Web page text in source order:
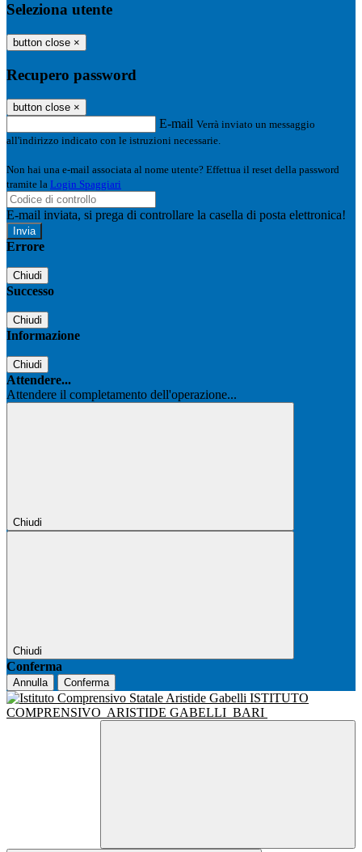
Seleziona utente
button close ×
Recupero password
button close ×
E-mail Verrà inviato un messaggio
all'indirizzo indicato con le istruzioni necessarie.
Non hai una e-mail associata al nome utente? Effettua il reset della password
tramite la Login Spaggiari
E-mail inviata, si prega di controllare la casella di posta elettronica!
Errore
Chiudi
Successo
Chiudi
Informazione
Chiudi
Attendere...
Attendere il completamento dell'operazione...
Chiudi
Chiudi
Conferma
Annulla Conferma
ISTITUTO
COMPRENSIVO ARISTIDE GABELLI BARI